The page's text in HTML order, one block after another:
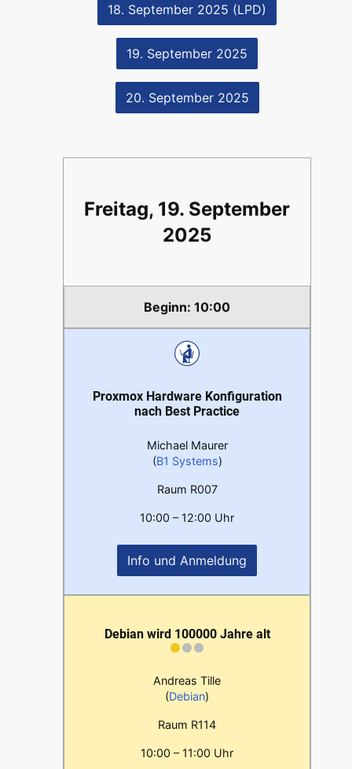
18. September 2025 (LPD)
19. September 2025
20. September 2025
Freitag, 19. September
2025
10:00
Proxmox Hardware Konfiguration
nach Best Practice
Michael Maurer
(B1 Systems)
Raum R007
10:00 – 12:00 Uhr
Info und Anmeldung
Debian wird 100000 Jahre alt
Andreas Tille
(Debian)
Raum R114
10:00 – 11:00 Uhr